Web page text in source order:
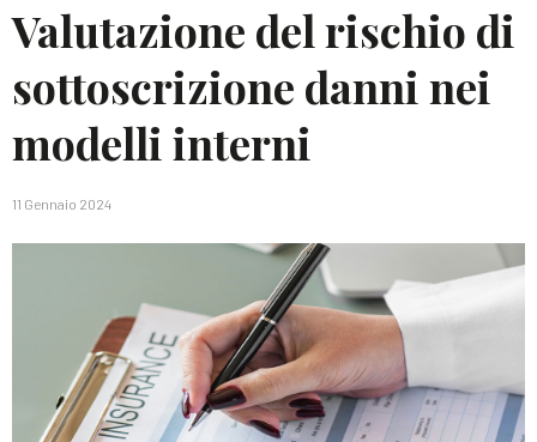
Valutazione del rischio di
sottoscrizione danni nei
modelli interni
11 Gennaio 2024